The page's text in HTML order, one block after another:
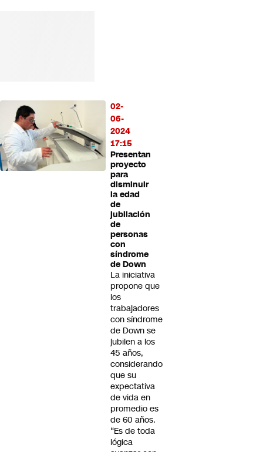
02-
06-
2024
17:15
Presentan
proyecto
para
disminuir
la edad
de
jubilación
de
personas
con
síndrome
de Down
La iniciativa
propone que
los
trabajadores
con síndrome
de Down se
jubilen a los
45 años,
considerando
que su
expectativa
de vida en
promedio es
de 60 años.
“Es de toda
lógica